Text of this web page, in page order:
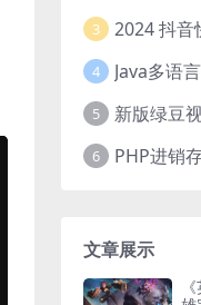
3
4
5
6
文章展示